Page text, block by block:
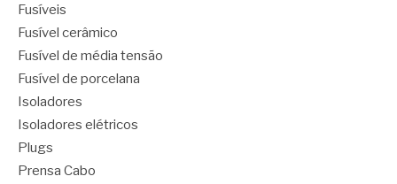
Fusíveis
Fusível cerâmico
Fusível de média tensão
Fusível de porcelana
Isoladores
Isoladores elétricos
Plugs
Prensa Cabo